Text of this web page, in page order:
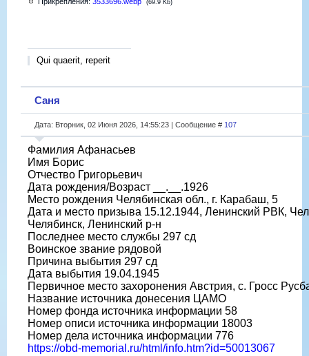
(69.9 Kb)
Qui quaerit, reperit
Саня
Дата: Вторник, 02 Июня 2026, 14:55:23 | Сообщение # 107
Фамилия Афанасьев
Имя Борис
Отчество Григорьевич
Дата рождения/Возраст __.__.1926
Место рождения Челябинская обл., г. Карабаш, 5
Дата и место призыва 15.12.1944, Ленинский РВК,
Челябинск, Ленинский р-н
Последнее место службы 297 сд
Воинское звание рядовой
Причина выбытия 297 сд
Дата выбытия 19.04.1945
Первичное место захоронения Австрия, с. Гросс
Название источника донесения ЦАМО
Номер фонда источника информации 58
Номер описи источника информации 18003
Номер дела источника информации 776
https://obd-memorial.ru/html/info.htm?id=50013067